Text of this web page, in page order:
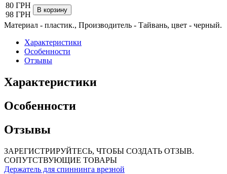
80 ГРН
98 ГРН
Материал - пластик., Производитель - Тайвань, цвет - черный.
Характеристики
Особенности
Отзывы
Характеристики
Особенности
Отзывы
ЗАРЕГИСТРИРУЙТЕСЬ, ЧТОБЫ СОЗДАТЬ ОТЗЫВ.
СОПУТСТВУЮЩИЕ ТОВАРЫ
Держатель для спиннинга врезной